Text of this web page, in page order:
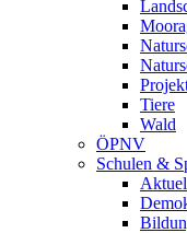
Tiere
Wald
ÖPNV
Schulen &